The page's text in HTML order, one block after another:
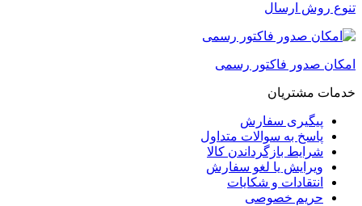
تنوع روش ارسال
امکان صدور فاکتور رسمی
خدمات مشتریان
پیگیری سفارش
پاسخ به سوالات متداول
شرایط بازگرداندن کالا
ویرایش یا لغو سفارش
انتقادات و شکایات
حریم خصوصی